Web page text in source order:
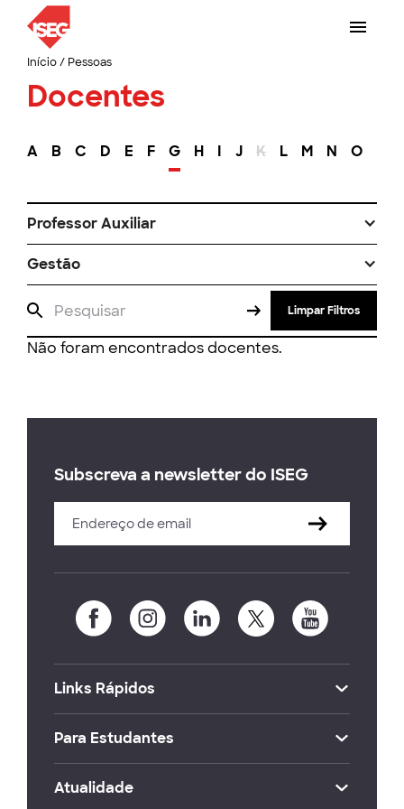
Início/ Pessoas
Docentes
A B C D E F G H I J K L M N O
Professor Auxiliar
Gestão
Limpar Filtros
Não foram encontrados docentes.
Subscreva a newsletter do ISEG
Links Rápidos
Para Estudantes
Atualidade